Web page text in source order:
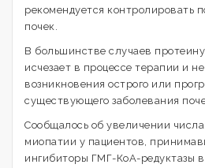
рекомендуется контролировать
почек.
В большинстве случаев
исчезает в процессе терапии и не
возникновения острого или
существующего заболевания
Сообщалось об увеличении
миопатии у пациентов,
ингибиторы ГМГ-КоА-редуктазы в